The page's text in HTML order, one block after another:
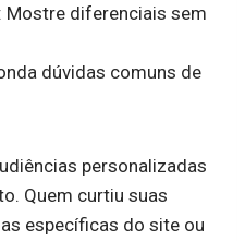
: Mostre diferenciais sem
dúvidas comuns de
personalizadas
Quem curtiu suas
específicas do site ou